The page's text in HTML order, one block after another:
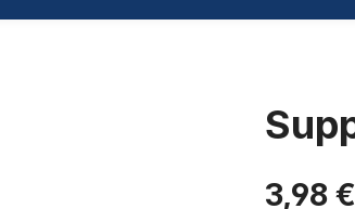
3,98